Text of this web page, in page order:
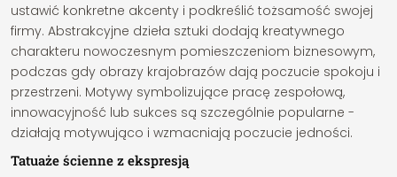
ustawić konkretne akcenty i podkreślić tożsamość swojej
firmy. Abstrakcyjne dzieła sztuki dodają kreatywnego
charakteru nowoczesnym pomieszczeniom biznesowym,
podczas gdy obrazy krajobrazów dają poczucie spokoju i
przestrzeni. Motywy symbolizujące pracę zespołową,
innowacyjność lub sukces są szczególnie popularne -
działają motywująco i wzmacniają poczucie jedności.
Tatuaże ścienne z ekspresją